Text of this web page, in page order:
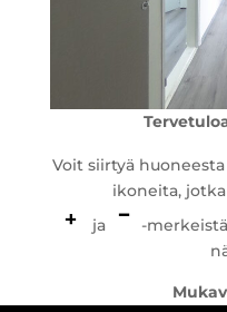
Voit siirtyä
ikoneita,
ja
-